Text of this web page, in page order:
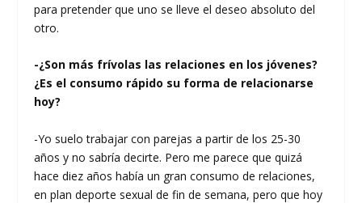
para pretender que uno se lleve el deseo absoluto del
otro.
-¿Son más frívolas las relaciones en los jóvenes?
¿Es el consumo rápido su forma de relacionarse
hoy?
-Yo suelo trabajar con parejas a partir de los 25-30
años y no sabría decirte. Pero me parece que quizá
hace diez años había un gran consumo de relaciones,
en plan deporte sexual de fin de semana, pero que hoy